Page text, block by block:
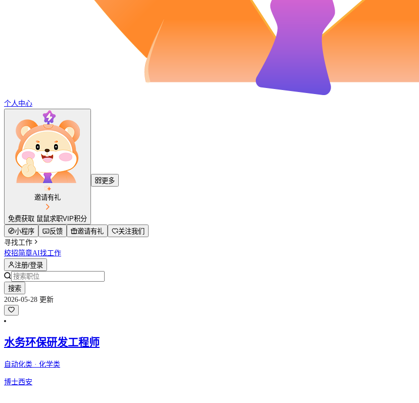
个人中心
邀请有礼
免费获取 鼠鼠求职VIP积分
更多
小程序 反馈 邀请有礼
关注我们
寻找工作
校招简章AI找工作
注册/登录
搜索
2026-05-28 更新
水务环保研发工程师
自动化类 · 化学类
博士西安